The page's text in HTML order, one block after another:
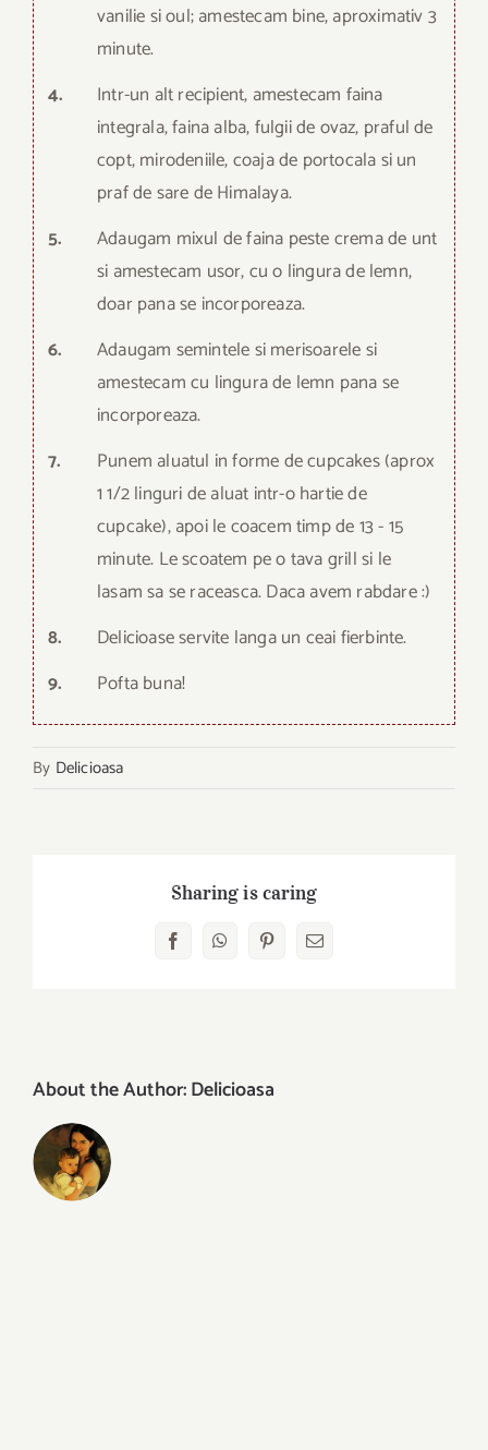
vanilie si oul; amestecam bine, aproximativ 3
minute.
4.
Intr-un alt recipient, amestecam faina
integrala, faina alba, fulgii de ovaz, praful de
copt, mirodeniile, coaja de portocala si un
praf de sare de Himalaya.
5.
Adaugam mixul de faina peste crema de unt
si amestecam usor, cu o lingura de lemn,
doar pana se incorporeaza.
6.
Adaugam semintele si merisoarele si
amestecam cu lingura de lemn pana se
incorporeaza.
7.
Punem aluatul in forme de cupcakes (aprox
1 1/2 linguri de aluat intr-o hartie de
cupcake), apoi le coacem timp de 13 - 15
minute. Le scoatem pe o tava grill si le
lasam sa se raceasca. Daca avem rabdare :)
8.
Delicioase servite langa un ceai fierbinte.
9.
Pofta buna!
By Delicioasa
Sharing is caring
FacebookWhatsAppPinterestEmail
About the Author:Delicioasa